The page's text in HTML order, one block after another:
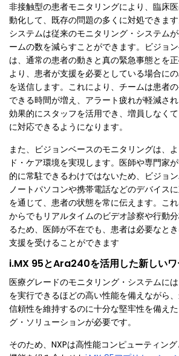
非接触型の患者モニタリングにより、臨床
動化して、既存の問題の多くに対処できま
システムは従来のモニタリング・システム
ームの数を減らすことができます。ビジョ
は、通常の患者の動きと真の緊急事態とを
より、患者が支援を必要としている場合に
を送信します。これにより、チームは患者
できる時間が増え、アラート疲れが軽減さ
効果的にスタッフを活用でき、増員しなく
に対応できるようになります。
また、ビジョンベースのモニタリングは、
ド・ケア環境を実現します。医師や専門家
的に常駐できるわけではないため、ビジョン
ノートパソコンや携帯電話などのデバイス
を通じて、患者の状態を常に伝えます。こ
からでもリアルタイムのビデオ診察や行動
るため、医師が不在でも、患者は必要なと
支援を受けることができます
i.MX 95とAra240を活用した新しい
医療グレードのモニタリング・システムに
を実行できるほどの高い性能を備えながら
信頼性を維持するのに十分な堅牢性を備え
グ・ソリューションが必要です。
そのため、NXPは高性能コンピューティン